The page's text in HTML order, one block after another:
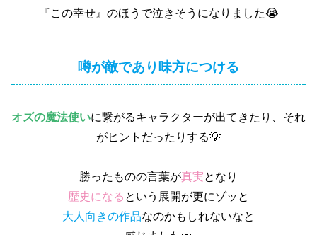
『この幸せ』のほうで泣きそうになりました😭
噂が敵であり味方につける
オズの魔法使いに繋がるキャラクターが出てきたり、それ
がヒントだったりする💡
勝ったものの言葉が真実となり
歴史になる という展開が更にゾッと
大人向きの作品なのかもしれないなと